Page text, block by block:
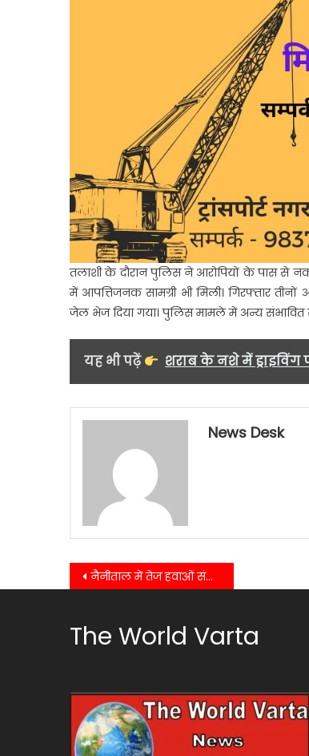
तलाशी के दौरान पुलिस ने आरोपियों के पास से
में आपत्तिजनक सामग्री भी मिली। गिरफ्तार
जेल भेज दिया गया। पुलिस मामले में अन्य संभावित
यह भी पढ़ें शराब के नशे में
News Desk
Post
नैनीताल में तेज हवाओं संग बारिश से मौसम ने ली करवट, ठंडक बढ़ी, नुकसान भी हुआ
The World Varta